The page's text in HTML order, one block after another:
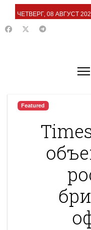
ЧЕТВЕРГ, 08 АВГУСТ
Featured